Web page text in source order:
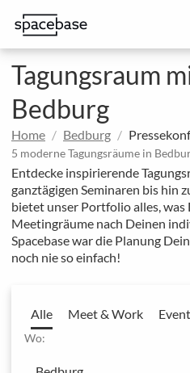
Tagungsraum
Bedburg
Home Bedburg
5 moderne Tagungsräume in
Entdecke inspirierende
ganztägigen Seminaren bis hin
bietet unser Portfolio alles, was
Meetingräume nach Deinen
Spacebase war die Planung
noch nie so einfach!
Alle Meet & Work
Wo: